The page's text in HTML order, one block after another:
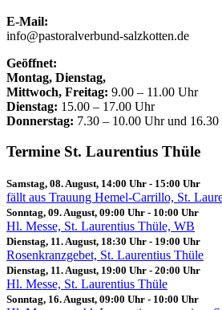
E-Mail:
info@pastoralverbund-salzkotten.de
Geöffnet:
Montag, Dienstag,
Mittwoch, Freitag: 9.00 – 11.00 Uhr
Dienstag: 15.00 – 17.00 Uhr
Donnerstag: 7.30 – 10.00 Uhr und
Termine St. Laurentius Thüle
Samstag, 08. August, 14:00 Uhr - 15:00 Uhr
fällt aus Trauung Hemel-Carrillo, St.
Sonntag, 09. August, 09:00 Uhr - 10:00 Uhr
Hl. Messe, St. Laurentius Thüle, WB
Dienstag, 11. August, 18:30 Uhr - 19:00 Uhr
Rosenkranzgebet, St. Laurentius Thüle
Dienstag, 11. August, 19:00 Uhr - 20:00 Uhr
Hl. Messe, St. Laurentius Thüle
Sonntag, 16. August, 09:00 Uhr - 10:00 Uhr